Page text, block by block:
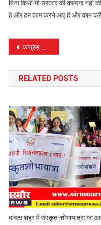
बिना किसी भी सरकार की कल्पना नहीं
है और हम काम करने आए हैं और काम
पोस्ट
नेविगेशन
कांग्रेस को पावंटा में मदन मोहन शर्मा का झटका, भाजपा में शामिल करवाये 40 परिवार..
RELATED POSTS
पांवटा शहर में संस्कृत-शोभायात्रा का